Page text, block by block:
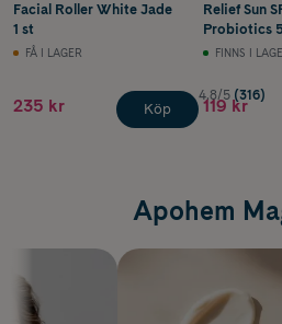
Facial Roller White Jade
1 st
FÅ I LAGER
235 kr Köp
Relief Sun
Probiotics
FINNS I
4.8/5 (316)
119 kr
Apohem